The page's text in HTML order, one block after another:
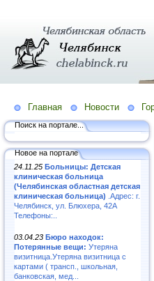
Главная Новости
Поиск на портале...
Новое на портале
24.11.25 Больницы: Детская
клиническая больница
(Челябинская областная детская
клиническая больница) .Адрес: г.
Челябинск, ул. Блюхера, 42А
Телефоны:..
03.04.23 Бюро находок:
Потерянные вещи: Утеряна
визитница.Утеряна визитница с
картами ( трансп., школьная,
банковская, мед...